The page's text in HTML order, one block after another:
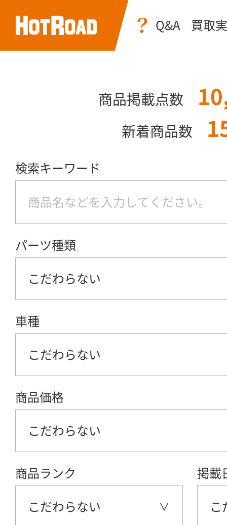
Q&A 買取
商品掲載点数
新着商品数
検索キーワード
パーツ種類
こだわらない
車種
こだわらない
商品価格
こだわらない
商品ランク
こだわらない
掲載
こ